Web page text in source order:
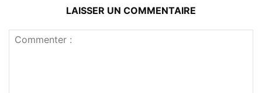
LAISSER UN COMMENTAIRE